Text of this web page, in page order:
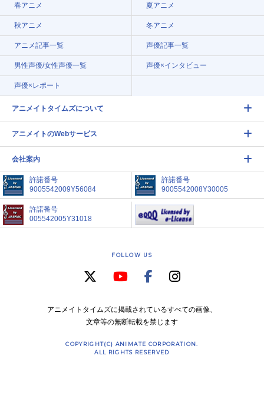
春アニメ 夏アニメ
秋アニメ 冬アニメ
アニメ記事一覧 声優記事一覧
男性声優/女性声優一覧 声優×インタビュー
声優×レポート
アニメイトタイムズについて
アニメイトのWebサービス
会社案内
許諾番号
9005542009Y56084
許諾番号
9005542008Y30005
許諾番号
005542005Y31018
FOLLOW US
アニメイトタイムズに掲載されているすべての画像、
文章等の無断転載を禁じます
COPYRIGHT(C) ANIMATE CORPORATION.
ALL RIGHTS RESERVED